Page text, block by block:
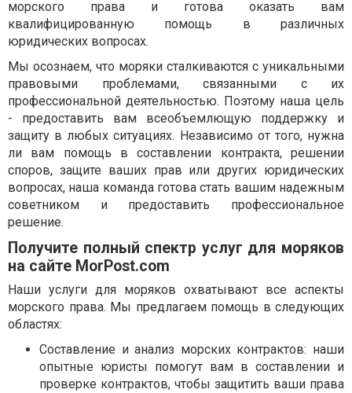
морского права и готова оказать вам
квалифицированную помощь в различных
юридических вопросах.
Мы осознаем, что моряки сталкиваются с уникальными
правовыми проблемами, связанными с их
профессиональной деятельностью. Поэтому наша цель
- предоставить вам всеобъемлющую поддержку и
защиту в любых ситуациях. Независимо от того, нужна
ли вам помощь в составлении контракта, решении
споров, защите ваших прав или других юридических
вопросах, наша команда готова стать вашим надежным
советником и предоставить профессиональное
решение.
Получите полный спектр услуг для моряков
на сайте MorPost.com
Наши услуги для моряков охватывают все аспекты
морского права. Мы предлагаем помощь в следующих
областях:
Составление и анализ морских контрактов: наши
опытные юристы помогут вам в составлении и
проверке контрактов, чтобы защитить ваши права